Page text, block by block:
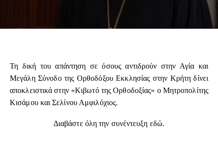
Τη δική του απάντηση σε όσους αντιδρούν στην Αγία και
Μεγάλη Σύνοδο της Ορθοδόξου Εκκλησίας στην Κρήτη δίνει
αποκλειστικά στην «Κιβωτό της Ορθοδοξίας» ο Μητροπολίτης
Κισάμου και Σελίνου Αμφιλόχιος.
Διαβάστε όλη την συνέντευξη εδώ.